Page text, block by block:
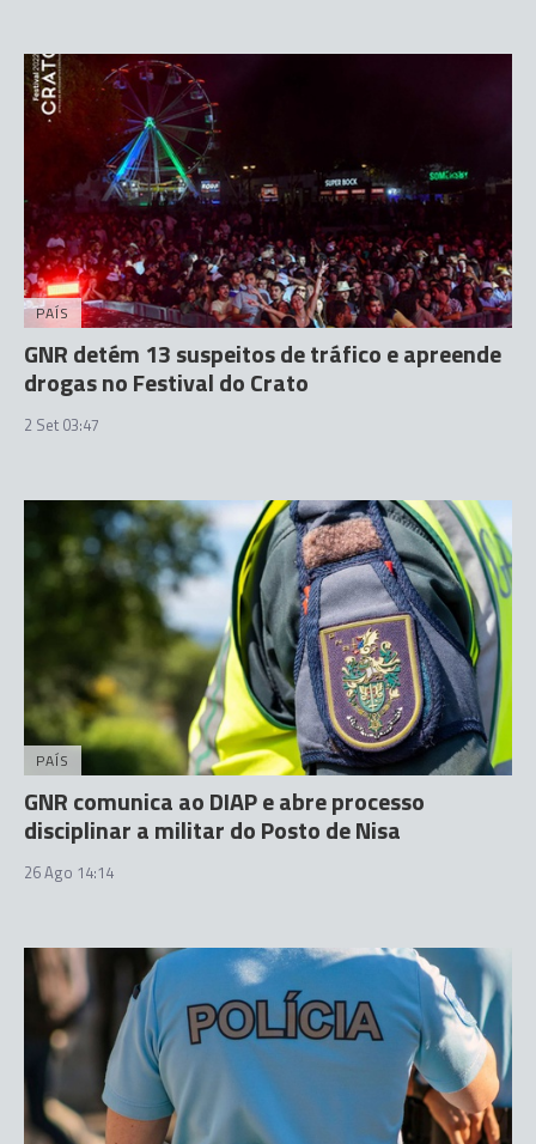
PAÍS
GNR detém 13 suspeitos de tráfico e apreende
drogas no Festival do Crato
2 Set 03:47
PAÍS
GNR comunica ao DIAP e abre processo
disciplinar a militar do Posto de Nisa
26 Ago 14:14